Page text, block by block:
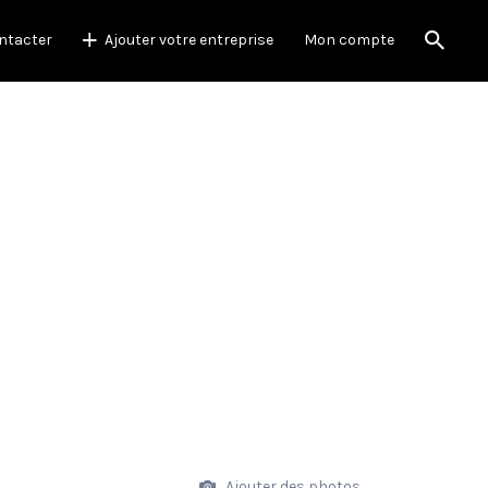
Ajouter votre entreprise Mon compte